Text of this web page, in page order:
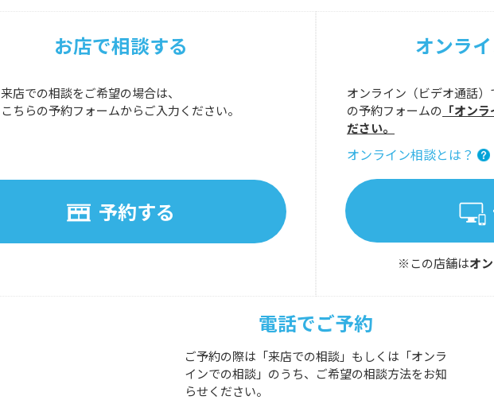
お店で相談する
来店での相談をご希望の場合は、
こちらの予約フォームからご入力ください。
予約する
オンラ
オンライン（ビデオ通話
の予約フォームの 「オン
ださい。
オンライン相談とは？
※この店舗はオ
電話でご予約
ご予約の際は「来店での相談」もしくは「オンラ
インでの相談」のうち、ご希望の相談方法をお知
らせください。